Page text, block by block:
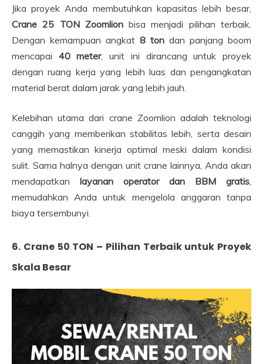
Jika proyek Anda membutuhkan kapasitas lebih besar,
Crane 25 TON Zoomlionbisa menjadi pilihan terbaik.
Dengan kemampuan angkat 8 ton dan panjang boom
mencapai 40 meter, unit ini dirancang untuk proyek
dengan ruang kerja yang lebih luas dan pengangkatan
material berat dalam jarak yang lebih jauh.
Kelebihan utama dari crane Zoomlion adalah teknologi
canggih yang memberikan stabilitas lebih, serta desain
yang memastikan kinerja optimal meski dalam kondisi
sulit. Sama halnya dengan unit crane lainnya, Anda akan
mendapatkan layanan operator dan BBM gratis,
memudahkan Anda untuk mengelola anggaran tanpa
biaya tersembunyi.
6. Crane 50 TON – Pilihan Terbaik untuk Proyek
Skala Besar